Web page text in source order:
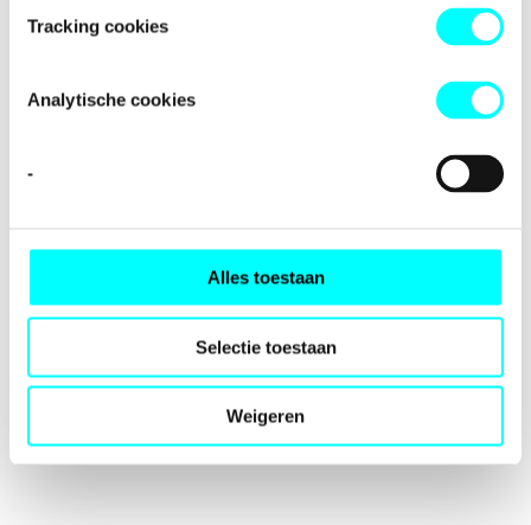
Tracking cookies
Analytische cookies
-
Alles toestaan
Selectie toestaan
Weigeren
browser consolefor